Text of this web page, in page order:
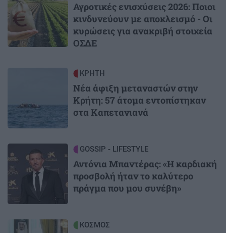
Αγροτικές ενισχύσεις 2026: Ποιοι
κινδυνεύουν με αποκλεισμό - Οι
κυρώσεις για ανακριβή στοιχεία
ΟΣΔΕ
ΚΡΗΤΗ
Νέα άφιξη μεταναστών στην
Κρήτη: 57 άτομα εντοπίστηκαν
στα Καπετανιανά
GOSSIP - LIFESTYLE
Αντόνια Μπαντέρας: «Η καρδιακή
προσβολή ήταν το καλύτερο
πράγμα που μου συνέβη»
Image ΚΟΣΜΟΣ